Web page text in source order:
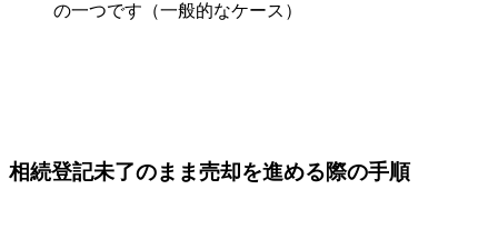
の一つです（一般的なケース）
相続登記未了のまま売却を進める際の手順